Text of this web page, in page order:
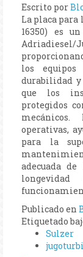
Escrito por
La placa para
16350) es
Adriadiesel/
los
durabilidad y
que los
protegidos
operativas,
para la
adecuada
Publicado en
Etiquetado
Sulzer